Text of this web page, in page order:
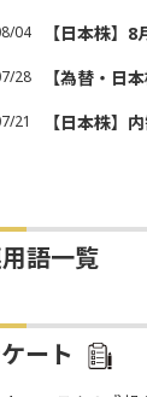
04 【日本株】
28 【為替・日
21 【日本株】
語一覧
ート